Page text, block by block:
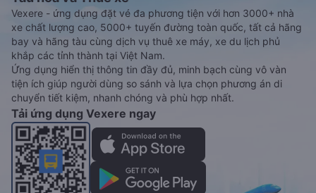
Vexere - ứng dụng đặt vé đa phương tiện với hơn 3000+ nhà
xe chất lượng cao, 5000+ tuyến đường toàn quốc, tất cả hãng
bay và hãng tàu cùng dịch vụ thuê xe máy, xe du lịch phủ
khắp các tỉnh thành tại Việt Nam.
Ứng dụng hiển thị thông tin đầy đủ, minh bạch cùng vô vàn
tiện ích giúp người dùng so sánh và lựa chọn phương án di
chuyển tiết kiệm, nhanh chóng và phù hợp nhất.
Tải ứng dụng Vexere ngay